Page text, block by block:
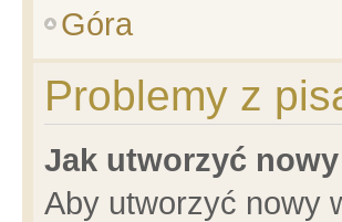
Góra
Problemy z
Jak utworzyć
Aby utworzyć nowy